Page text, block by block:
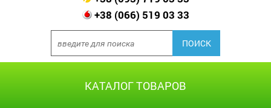
+38 (066) 519 03 33
КАТАЛОГ ТОВАРОВ